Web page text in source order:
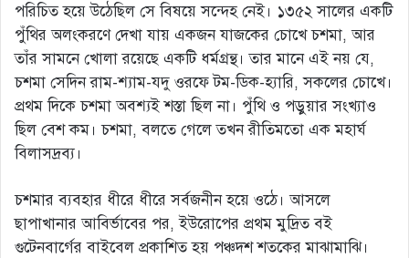
পরিচিত হয়ে উঠেছিল সে বিষয়ে সন্দেহ নেই। ১৩৫২ সালের একটি
পুঁথির অলংকরণে দেখা যায় একজন যাজকের চোখে চশমা, আর
তাঁর সামনে খোলা রয়েছে একটি ধর্মগ্রন্থ। তার মানে এই নয় যে,
চশমা সেদিন রাম-শ্যাম-যদু ওরফে টম-ডিক-হ্যারি, সকলের চোখে।
প্রথম দিকে চশমা অবশ্যই শস্তা ছিল না। পুঁথি ও পড়ুয়ার সংখ্যাও
ছিল বেশ কম। চশমা, বলতে গেলে তখন রীতিমতো এক মহার্ঘ
বিলাসদ্রব্য।
চশমার ব্যবহার ধীরে ধীরে সর্বজনীন হয়ে ওঠে। আসলে
ছাপাখানার আবির্ভাবের পর, ইউরোপের প্রথম মুদ্রিত বই
গুটেনবার্গের বাইবেল প্রকাশিত হয় পঞ্চদশ শতকের মাঝামাঝি।